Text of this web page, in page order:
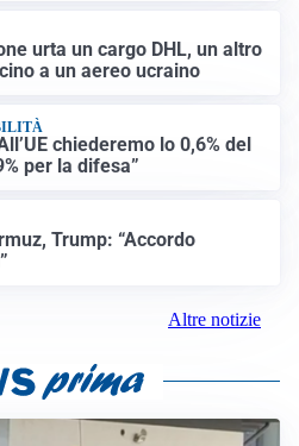
urta un cargo DHL, un altro
a un aereo ucraino
chiederemo lo 0,6% del
per la difesa”
Trump: “Accordo
Altre notizie